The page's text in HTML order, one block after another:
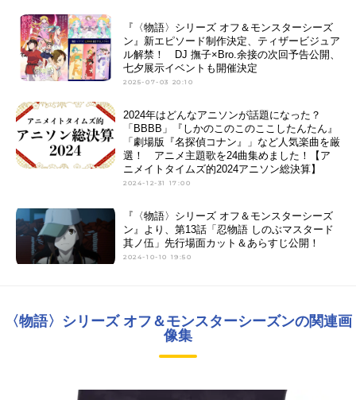
『〈物語〉シリーズ オフ＆モンスターシーズ
ン』新エピソード制作決定、ティザービジュア
ル解禁！ DJ 撫子×Bro.余接の次回予告公開、
七夕展示イベントも開催決定
2025-07-03 20:10
2024年はどんなアニソンが話題になった？
「BBBB」『しかのこのこのここしたんたん』
「劇場版『名探偵コナン』」など人気楽曲を厳
選！ アニメ主題歌を24曲集めました！【ア
ニメイトタイムズ的2024アニソン総決算】
2024-12-31 17:00
『〈物語〉シリーズ オフ＆モンスターシーズ
ン』より、第13話「忍物語 しのぶマスタード
其ノ伍」先行場面カット＆あらすじ公開！
2024-10-10 19:50
〈物語〉シリーズ オフ＆モンスターシーズンの関連画
像集